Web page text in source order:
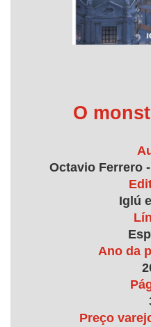
O
Octavio Ferrero
Iglú
Ano da
Preço